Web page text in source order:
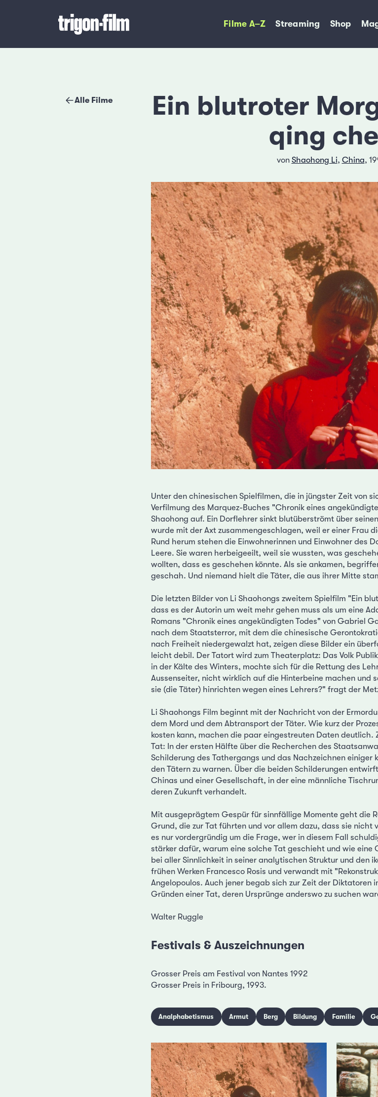
Filme A–Z Streaming Shop
Alle Filme
Ein blutroter
qing
von Shaohong Li, China,
Unter den chinesischen Spielfilmen, die in jüngster Zeit von
Verfilmung des Marquez-Buches "Chronik eines
Shaohong auf. Ein Dorflehrer sinkt blutüberströmt über
wurde mit der Axt zusammengeschlagen, weil er einer Frau
Rund herum stehen die Einwohnerinnen und Einwohner des
Leere. Sie waren herbeigeeilt, weil sie wussten, was
wollten, dass es geschehen könnte. Als sie ankamen,
geschah. Und niemand hielt die Täter, die aus ihrer Mitte
Die letzten Bilder von Li Shaohongs zweitem Spielfilm "Ein
dass es der Autorin um weit mehr gehen muss als um eine
Romans "Chronik eines angekündigten Todes" von Gabriel
nach dem Staatsterror, mit dem die chinesische
nach Freiheit niedergewalzt hat, zeigen diese Bilder ein
leicht debil. Der Tatort wird zum Theaterplatz: Das Volk
in der Kälte des Winters, mochte sich für die Rettung des
Aussenseiter, nicht wirklich auf die Hinterbeine machen und
sie (die Täter) hinrichten wegen eines Lehrers?" fragt der
Li Shaohongs Film beginnt mit der Nachricht von der
dem Mord und dem Abtransport der Täter. Wie kurz der
kosten kann, machen die paar eingestreuten Daten
Tat: In der ersten Hälfte über die Recherchen des
Schilderung des Tathergangs und das Nachzeichnen einiger
den Tätern zu warnen. Über die beiden Schilderungen
Chinas und einer Gesellschaft, in der eine männliche
deren Zukunft verhandelt.
Mit ausgeprägtem Gespür für sinnfällige Momente geht die
Grund, die zur Tat führten und vor allem dazu, dass sie nicht
es nur vordergründig um die Frage, wer in diesem Fall
stärker dafür, warum eine solche Tat geschieht und wie
bei aller Sinnlichkeit in seiner analytischen Struktur und den
frühen Werken Francesco Rosis und verwandt mit
Angelopoulos. Auch jener begab sich zur Zeit der Diktatoren
Gründen einer Tat, deren Ursprünge anderswo zu suchen
Walter Ruggle
Festivals & Auszeichnungen
Grosser Preis am Festival von Nantes 1992
Grosser Preis in Fribourg, 1993.
Analphabetismus Armut Berg Bildung Familie